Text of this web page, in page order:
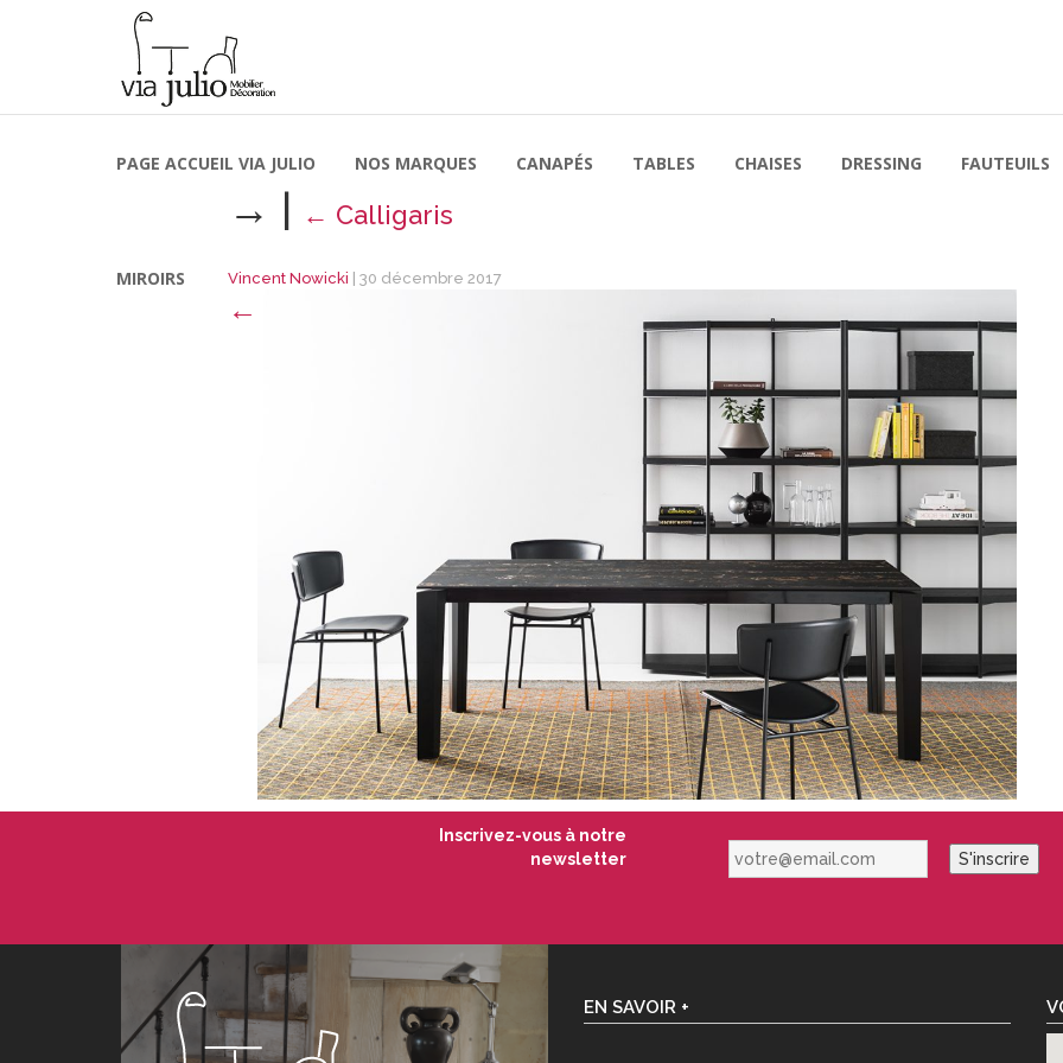
PAGE ACCUEIL VIA JULIO NOS MARQUES CANAPÉS TABLES CHAISES DRESSING FAUTEUILS
MIROIRS
→ | ← Calligaris
Vincent Nowicki 30 décembre 2017
←
Inscrivez-vous à notre
newsletter
votre@email.com S'inscrire
EN SAVOIR +